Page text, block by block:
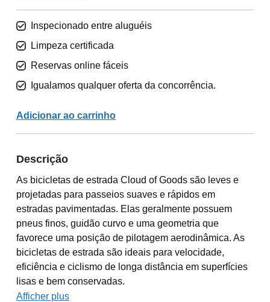
Inspecionado entre aluguéis
Limpeza certificada
Reservas online fáceis
Igualamos qualquer oferta da concorrência.
Adicionar ao carrinho
Descrição
As bicicletas de estrada Cloud of Goods são leves e
projetadas para passeios suaves e rápidos em
estradas pavimentadas. Elas geralmente possuem
pneus finos, guidão curvo e uma geometria que
favorece uma posição de pilotagem aerodinâmica. As
bicicletas de estrada são ideais para velocidade,
eficiência e ciclismo de longa distância em superfícies
lisas e bem conservadas.
Afficher plus